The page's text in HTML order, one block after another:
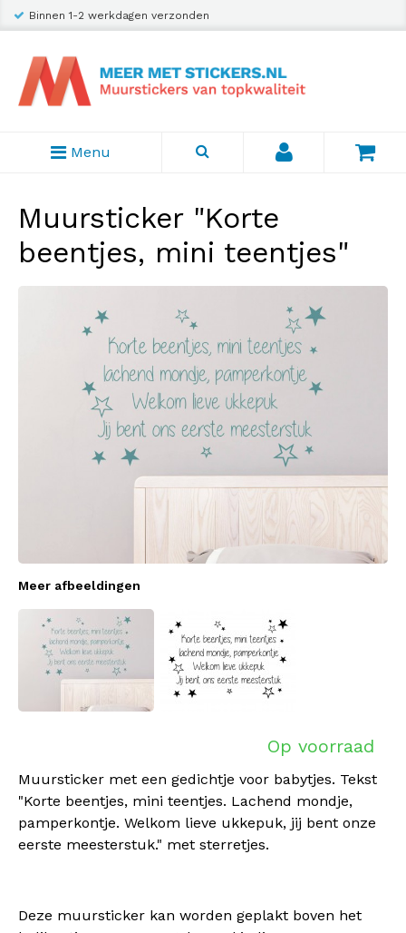
Binnen 1-2 werkdagen verzonden
Menu
Muursticker "Korte
beentjes, mini teentjes"
Meer afbeeldingen
Op voorraad
Muursticker met een gedichtje voor babytjes. Tekst
"Korte beentjes, mini teentjes. Lachend mondje,
pamperkontje. Welkom lieve ukkepuk, jij bent onze
eerste meesterstuk." met sterretjes.
Deze muursticker kan worden geplakt boven het